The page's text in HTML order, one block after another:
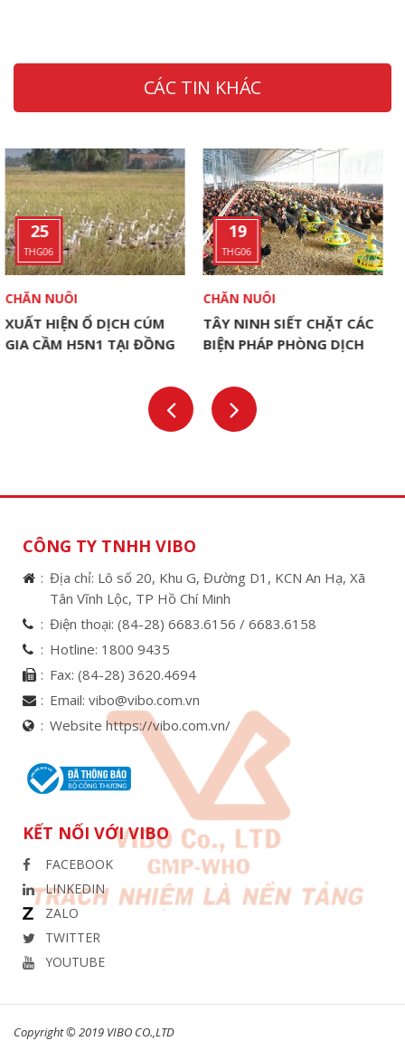
CÁC TIN KHÁC
CÚM
TẠI ĐỒNG
19
THG06
TÂY NINH SIẾT CHẶT CÁC
BIỆN PHÁP PHÒNG DỊCH
29
THG07
PHÒNG NGỪA
ĐIỆN TRONG
CÔNG TY TNHH VIBO
Địa chỉ: Lô số 20, Khu G, Đường D1, KCN An Hạ, Xã
Tân Vĩnh Lộc, TP Hồ Chí Minh
Điện thoại: (84-28) 6683.6156 / 6683.6158
Hotline: 1800 9435
Fax: (84-28) 3620.4694
Email: vibo@vibo.com.vn
Website https://vibo.com.vn/
KẾT NỐI VỚI VIBO
FACEBOOK
LINKEDIN
ZALO
TWITTER
YOUTUBE
Copyright © 2019 VIBO CO.,LTD